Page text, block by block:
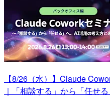
【8/26（水）】Claude
｜「相談する」から「任せ